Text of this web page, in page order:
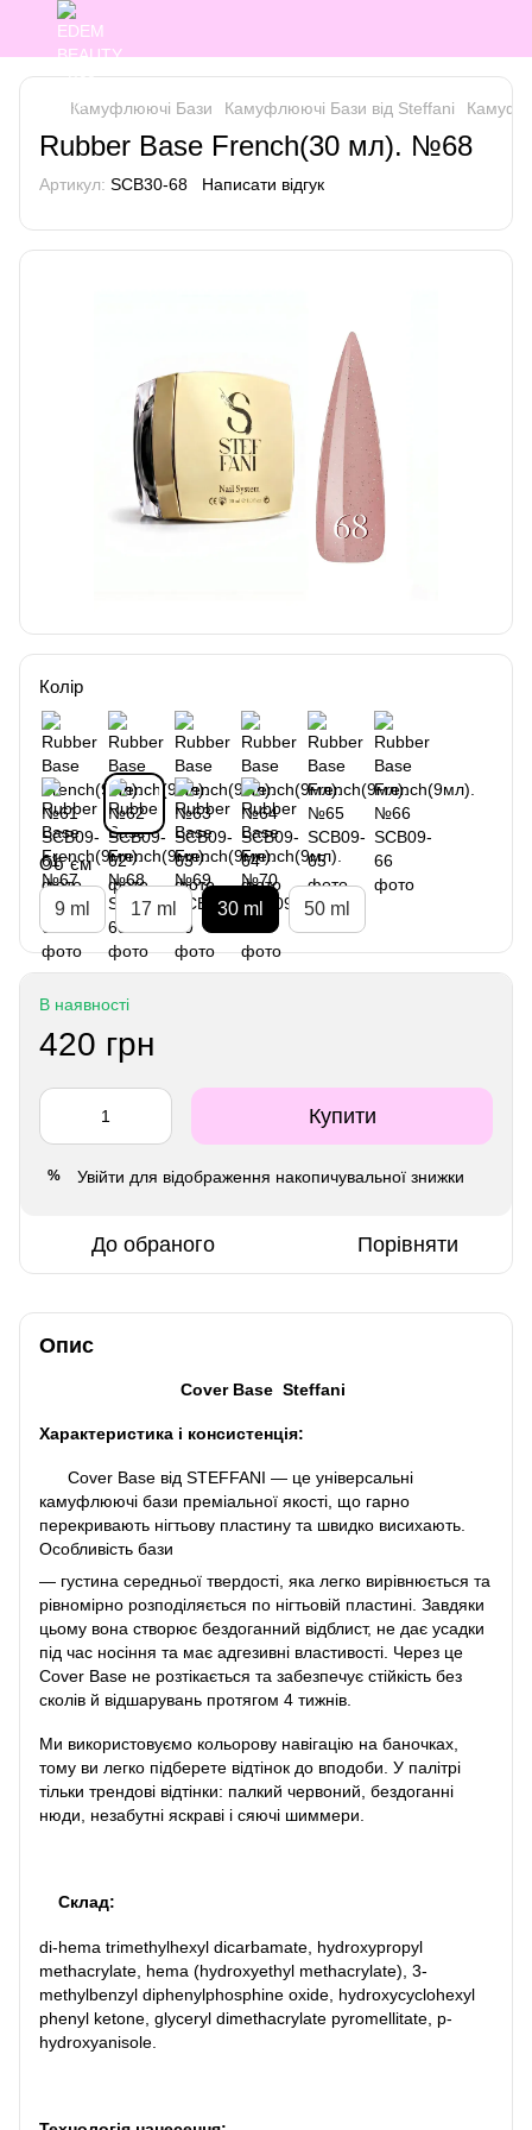
Камуфлюючі Бази Камуфлюючі Бази від Steffani
Rubber Base French(30 мл). №68
Артикул: SCB30-68 Написати відгук
Колір
Об`єм
9 ml 17 ml 30 ml 50 ml
В наявності
420 грн
Купити
% Увійти для відображення накопичувальної знижки
До обраного Порівняти
Опис
Cover Base Steffani
Характеристика і консистенція:
Cover Base від STEFFANI — це універсальні
камуфлюючі бази преміальної якості, що гарно
перекривають нігтьову пластину та швидко висихають.
Особливість бази
— густина середньої твердості, яка легко вирівнюється та
рівномірно розподіляється по нігтьовій пластині. Завдяки
цьому вона створює бездоганний відблист, не дає усадки
під час носіння та має адгезивні властивості. Через це
Cover Base не розтікається та забезпечує стійкість без
сколів й відшарувань протягом 4 тижнів.
Ми використовуємо кольорову навігацію на баночках,
тому ви легко підберете відтінок до вподоби. У палітрі
тільки трендові відтінки: палкий червоний, бездоганні
нюди, незабутні яскраві і сяючі шиммери.
Склад:
di-hema trimethylhexyl dicarbamate, hydroxypropyl
methacrylate, hema (hydroxyethyl methacrylate), 3-
methylbenzyl diphenylphosphine oxide, hydroxycyclohexyl
phenyl ketone, glyceryl dimethacrylate pyromellitate, p-
hydroxyanisole.